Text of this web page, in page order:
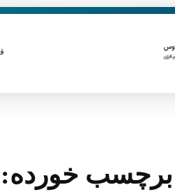
خورده: